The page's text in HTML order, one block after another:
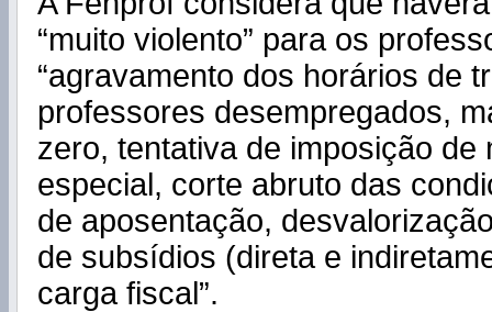
“muito violento” para os
“agravamento dos horários de
professores desempregados,
zero, tentativa de imposição de
especial, corte abruto das
de aposentação,
de subsídios (direta e
carga fiscal”.